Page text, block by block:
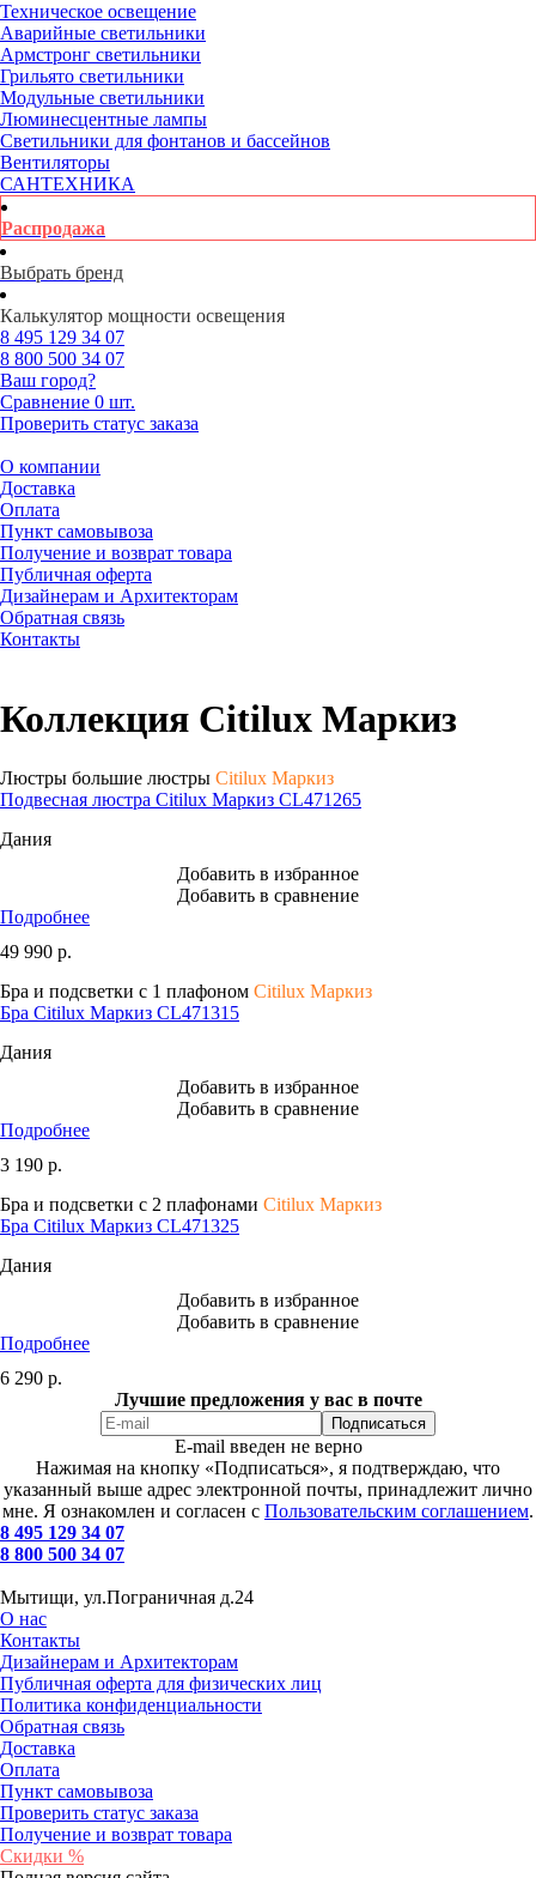
Техническое освещение
Аварийные светильники
Армстронг светильники
Грильято светильники
Модульные светильники
Люминесцентные лампы
Светильники для фонтанов и бассейнов
Вентиляторы
САНТЕХНИКА
Распродажа
Выбрать бренд
Калькулятор мощности освещения
8 495 129 34 07
8 800 500 34 07
Ваш город?
Сравнение 0 шт.
Проверить статус заказа
О компании
Доставка
Оплата
Пункт самовывоза
Получение и возврат товара
Публичная оферта
Дизайнерам и Архитекторам
Обратная связь
Контакты
Коллекция Citilux Маркиз
Люстры большие люстры Citilux Маркиз
Подвесная люстра Citilux Маркиз CL471265
Дания
Добавить в избранное
Добавить в сравнение
Подробнее
49 990 р.
Бра и подсветки с 1 плафоном Citilux Маркиз
Бра Citilux Маркиз CL471315
Дания
Добавить в избранное
Добавить в сравнение
Подробнее
3 190 р.
Бра и подсветки с 2 плафонами Citilux Маркиз
Бра Citilux Маркиз CL471325
Дания
Добавить в избранное
Добавить в сравнение
Подробнее
6 290 р.
Лучшие предложения у вас в почте
E-mail введен не верно
Нажимая на кнопку «Подписаться», я подтверждаю, что
указанный выше адрес электронной почты, принадлежит лично
мне. Я ознакомлен и согласен с Пользовательским соглашением.
8 495 129 34 07
8 800 500 34 07
Мытищи, ул.Пограничная д.24
О нас
Контакты
Дизайнерам и Архитекторам
Публичная оферта для физических лиц
Политика конфиденциальности
Обратная связь
Доставка
Оплата
Пункт самовывоза
Проверить статус заказа
Получение и возврат товара
Скидки %